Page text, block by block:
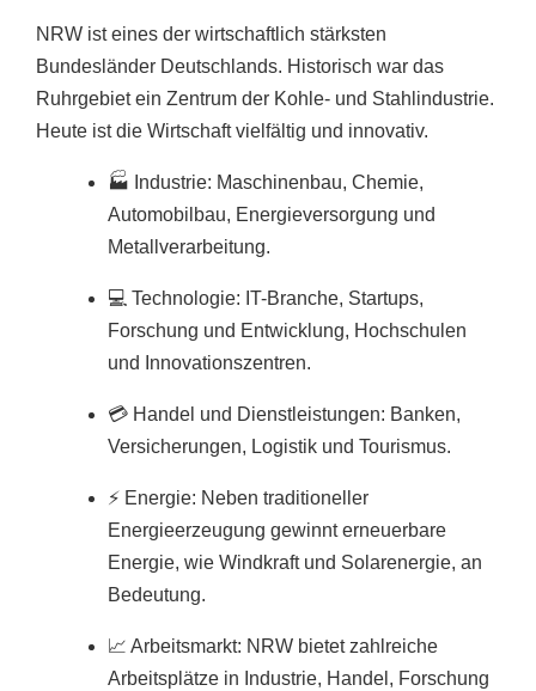
NRW ist eines der wirtschaftlich stärksten
Bundesländer Deutschlands. Historisch war das
Ruhrgebiet ein Zentrum der Kohle- und Stahlindustrie.
Heute ist die Wirtschaft vielfältig und innovativ.
🏭 Industrie: Maschinenbau, Chemie,
Automobilbau, Energieversorgung und
Metallverarbeitung.
💻 Technologie: IT-Branche, Startups,
Forschung und Entwicklung, Hochschulen
und Innovationszentren.
💳 Handel und Dienstleistungen: Banken,
Versicherungen, Logistik und Tourismus.
⚡ Energie: Neben traditioneller
Energieerzeugung gewinnt erneuerbare
Energie, wie Windkraft und Solarenergie, an
Bedeutung.
📈 Arbeitsmarkt: NRW bietet zahlreiche
Arbeitsplätze in Industrie, Handel, Forschung